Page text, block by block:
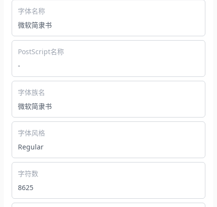
字体名称
微软简隶书
PostScript名称
-
字体族名
微软简隶书
字体风格
Regular
字符数
8625